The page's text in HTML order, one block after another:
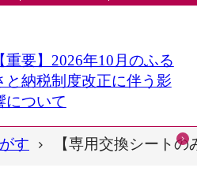
【重要】2026年10月のふる
と納税制度改正に伴う影
について
す 【専用交換シート